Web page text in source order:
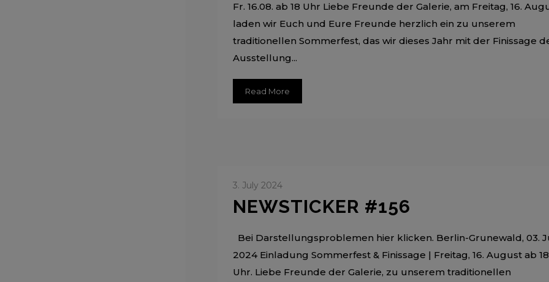
Fr. 16.08. ab 18 Uhr Liebe Freunde der Galerie, am Freitag, 16.
laden wir Euch und Eure Freunde herzlich ein zu unserem
traditionellen Sommerfest, das wir dieses Jahr mit der Finissage
Ausstellung...
Read More
3. July 2024
NEWSTICKER #156
Bei Darstellungsproblemen hier klicken. Berlin-Grunewald, 03.
2024 Einladung Sommerfest & Finissage | Freitag, 16. August ab 18
Uhr. Liebe Freunde der Galerie, zu unserem traditionellen